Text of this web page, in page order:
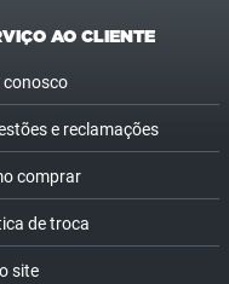
AO CLIENTE
conosco
e reclamações
comprar
de troca
site